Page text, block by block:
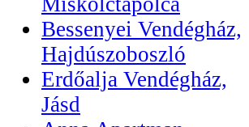
Bessenyei Vendégház,
Hajdúszoboszló
Erdőalja Vendégház,
Jásd